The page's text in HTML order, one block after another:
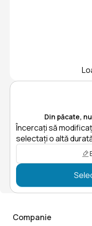
Din păcate,
Încercați să
selectați o altă
Companie